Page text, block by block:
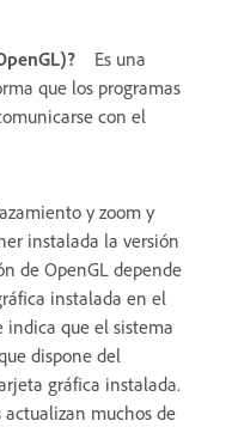
Es una
que los programas
con el
y zoom y
instalada la versión
de OpenGL depende
instalada en el
indica que el sistema
dispone del
gráfica instalada.
muchos de